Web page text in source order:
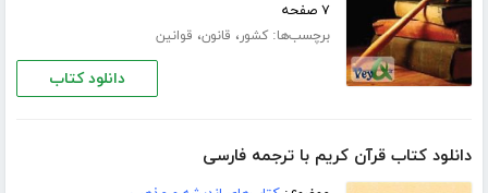
۷ صفحه
برچسب‌ها:کشور، قانون، قوانین
دانلود کتاب
دانلود کتاب قرآن کریم با ترجمه فارسی